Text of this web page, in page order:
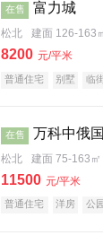
在售 富力城
松北 建面 126-163
8200 元/平米
普通住宅 别墅 临
在售 万科中俄
松北 建面 75-163㎡
11500 元/平米
普通住宅 洋房 公